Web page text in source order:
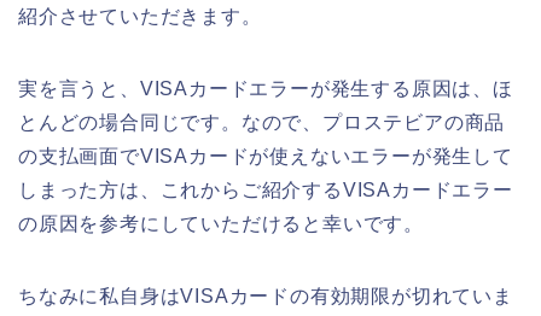
紹介させていただきます。
実を言うと、VISAカードエラーが発生する原因は、ほ
とんどの場合同じです。なので、プロステビアの商品
の支払画面でVISAカードが使えないエラーが発生して
しまった方は、これからご紹介するVISAカードエラー
の原因を参考にしていただけると幸いです。
ちなみに私自身はVISAカードの有効期限が切れていま